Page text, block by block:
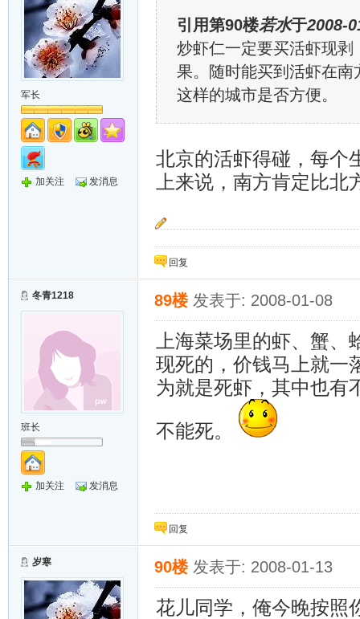
军长
加关注 发消息
引用第90楼若水于2008-
炒虾仁一定要买活虾现
果。随时能买到活虾在
这样的城市是否方便。
北京的活虾得碰，每个
上来说，南方肯定比北
“按预定计划，岁寒只能把大家送到这里，她
回复
冬青1218
班长
加关注 发消息
89楼 发表于: 2008-01-08
上海菜场里的虾、蟹
现死的，价钱马上就一
为就是死虾，其中也有
不能死。
回复
岁寒 90楼 发表于: 2008-01-13
花儿同学，俺今晚按照